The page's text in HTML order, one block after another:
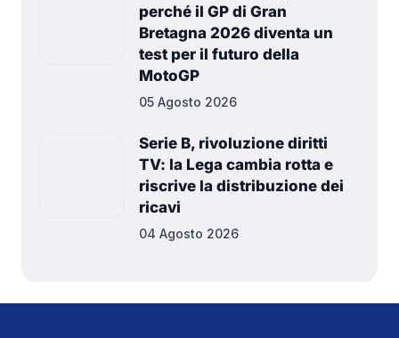
perché il GP di Gran
Bretagna 2026 diventa un
test per il futuro della
MotoGP
05 Agosto 2026
Serie B, rivoluzione diritti
TV: la Lega cambia rotta e
riscrive la distribuzione dei
ricavi
04 Agosto 2026